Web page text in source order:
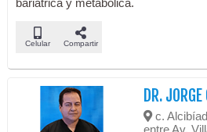
Celular Compartir
DR.
c.
entre Av.